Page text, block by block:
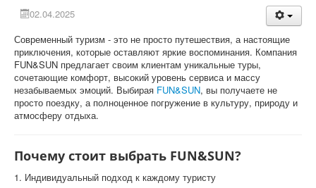
02.04.2025
Современный туризм - это не просто путешествия, а настоящие
приключения, которые оставляют яркие воспоминания. Компания
FUN&SUN предлагает своим клиентам уникальные туры,
сочетающие комфорт, высокий уровень сервиса и массу
незабываемых эмоций. Выбирая FUN&SUN, вы получаете не
просто поездку, а полноценное погружение в культуру, природу и
атмосферу отдыха.
Почему стоит выбрать FUN&SUN?
1. Индивидуальный подход к каждому туристу